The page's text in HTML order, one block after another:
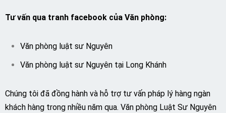
Tư vấn qua tranh facebook của Văn phòng:
Văn phòng luật sư Nguyên
Văn phòng luật sư Nguyên tại Long Khánh
Chúng tôi đã đồng hành và hỗ trợ tư vấn pháp lý hàng ngàn
khách hàng trong nhiều năm qua. Văn phòng Luật Sư Nguyên